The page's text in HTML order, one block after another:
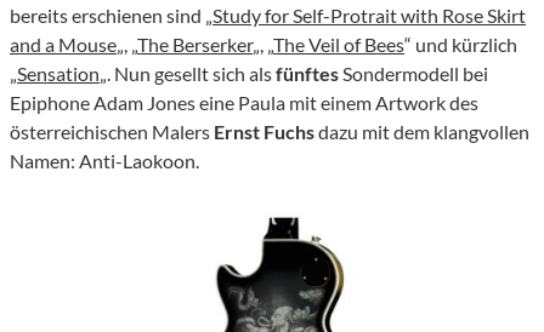
bereits erschienen sind „Study for Self-Protrait with Rose Skirt
and a Mouse„, „The Berserker„, „The Veil of Bees“ und kürzlich
„Sensation„. Nun gesellt sich alsfünftesSondermodell bei
Epiphone Adam Jones eine Paula mit einem Artwork des
österreichischen Malers Ernst Fuchsdazu mit dem klangvollen
Namen: Anti-Laokoon.